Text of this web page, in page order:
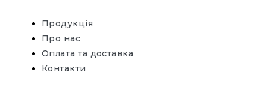
Продукція
Про нас
Оплата та доставка
Контакти